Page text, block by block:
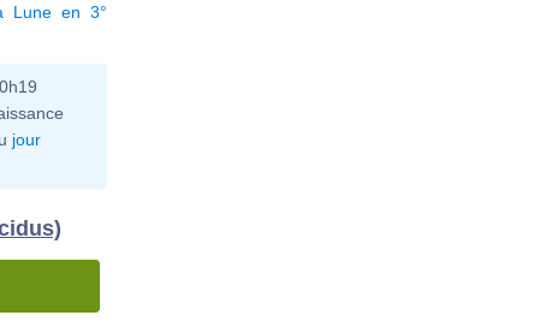
Lune en 3°
jour